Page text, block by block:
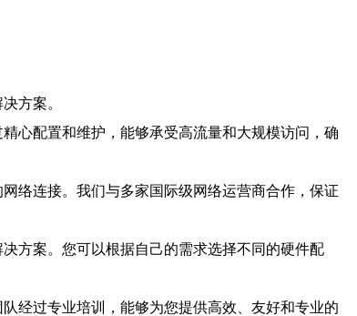
方案。
心配置和维护，能够承受高流量和大规模访问，确
络连接。我们与多家国际级网络运营商合作，保证
方案。您可以根据自己的需求选择不同的硬件配
经过专业培训，能够为您提供高效、友好和专业的